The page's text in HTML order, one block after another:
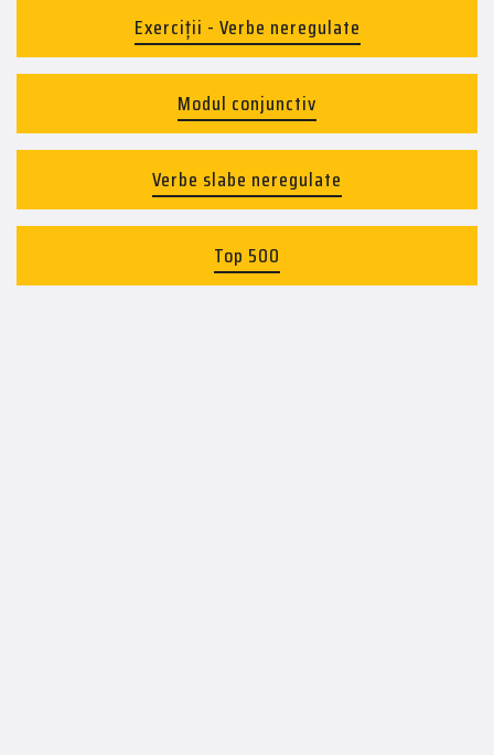
Exerciții - Verbe neregulate
Modul conjunctiv
Verbe slabe neregulate
Top 500